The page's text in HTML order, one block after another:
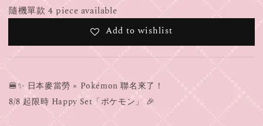
隨機單款 4 piece available
Add to wishlist
🍔✨ 日本麥當勞 × Pokémon 聯名來了！
8/8 起限時 Happy Set「ポケモン」 🎉